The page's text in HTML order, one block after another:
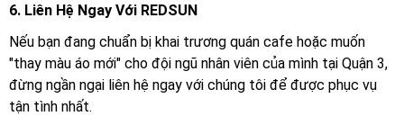
6. Liên Hệ Ngay Với REDSUN
Nếu bạn đang chuẩn bị khai trương quán cafe hoặc muốn
"thay màu áo mới" cho đội ngũ nhân viên của mình tại Quận 3,
đừng ngần ngại liên hệ ngay với chúng tôi để được phục vụ
tận tình nhất.